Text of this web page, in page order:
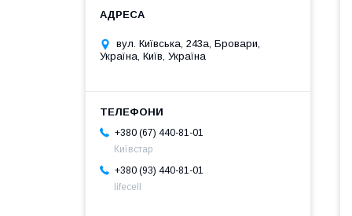
вул. Київська, 243а, Бровари,
Україна, Київ, Україна
+380 (67) 440-81-01
Київстар
+380 (93) 440-81-01
lifecell